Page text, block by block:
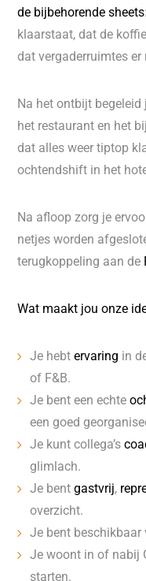
de bijbehorende sheets
klaarstaat, dat de
dat vergaderruimtes
Na het ontbijt
het restaurant en het
dat alles weer tiptop
ochtendshift in het
Na afloop zorg je
netjes worden
terugkoppeling aan de
Wat maakt jou onze
Je hebtervaring in
of F&B.
Je bent een echte
een goed
Je kunt collega’s
glimlach.
Je bentgastvrij,
overzicht.
Je bent beschikbaar
Je woont in of nabij
starten.